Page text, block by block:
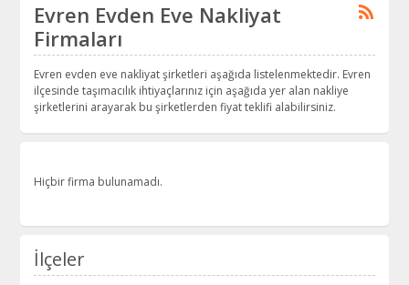
Evren Evden Eve Nakliyat
Firmaları
Evren evden eve nakliyat şirketleri aşağıda listelenmektedir. Evren
ilçesinde taşımacılık ihtiyaçlarınız için aşağıda yer alan nakliye
şirketlerini arayarak bu şirketlerden fiyat teklifi alabilirsiniz.
Hiçbir firma bulunamadı.
İlçeler